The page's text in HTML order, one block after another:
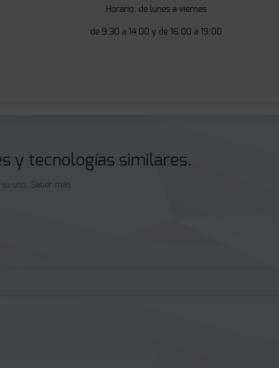
Horario: de lunes a viernes
de 9:30 a 14:00 y de 16:00 a 19:00
y tecnologías similares.
uso. Saber más